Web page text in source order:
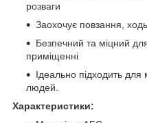
розваги
Заохочує повзання,
Безпечний та міцний
приміщенні
Ідеально підходить
людей.
Характеристики: